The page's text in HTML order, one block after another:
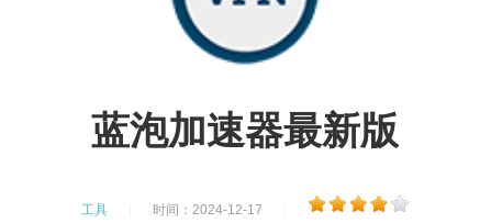
蓝泡加速器最新版
工具 时间：2024-12-17